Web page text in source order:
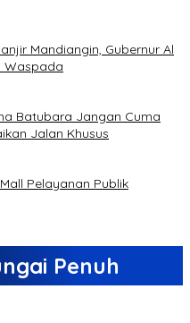
Mandiangin, Gubernur Al
Waspada
Batubara Jangan Cuma
Jalan Khusus
Pelayanan Publik
Penuh